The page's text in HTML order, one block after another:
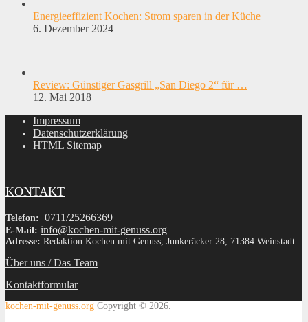
Energieeffizient Kochen: Strom sparen in der Küche
6. Dezember 2024
Review: Günstiger Gasgrill „San Diego 2“ für …
12. Mai 2018
Impressum
Datenschutzerklärung
HTML Sitemap
KONTAKT
Telefon: 0711/25266369
E-Mail: info@kochen-mit-genuss.org
Adresse: Redaktion Kochen mit Genuss, Junkeräcker 28, 71384 Weinstadt
Über uns / Das Team
Kontaktformular
kochen-mit-genuss.org Copyright © 2026.